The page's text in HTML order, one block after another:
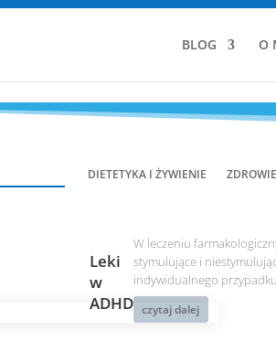
BLOG O
DIETETYKA I ŻYWIENIE
Leki
w
ADHD
W leczeniu
stymulujące i
indywidualnego
czytaj dalej